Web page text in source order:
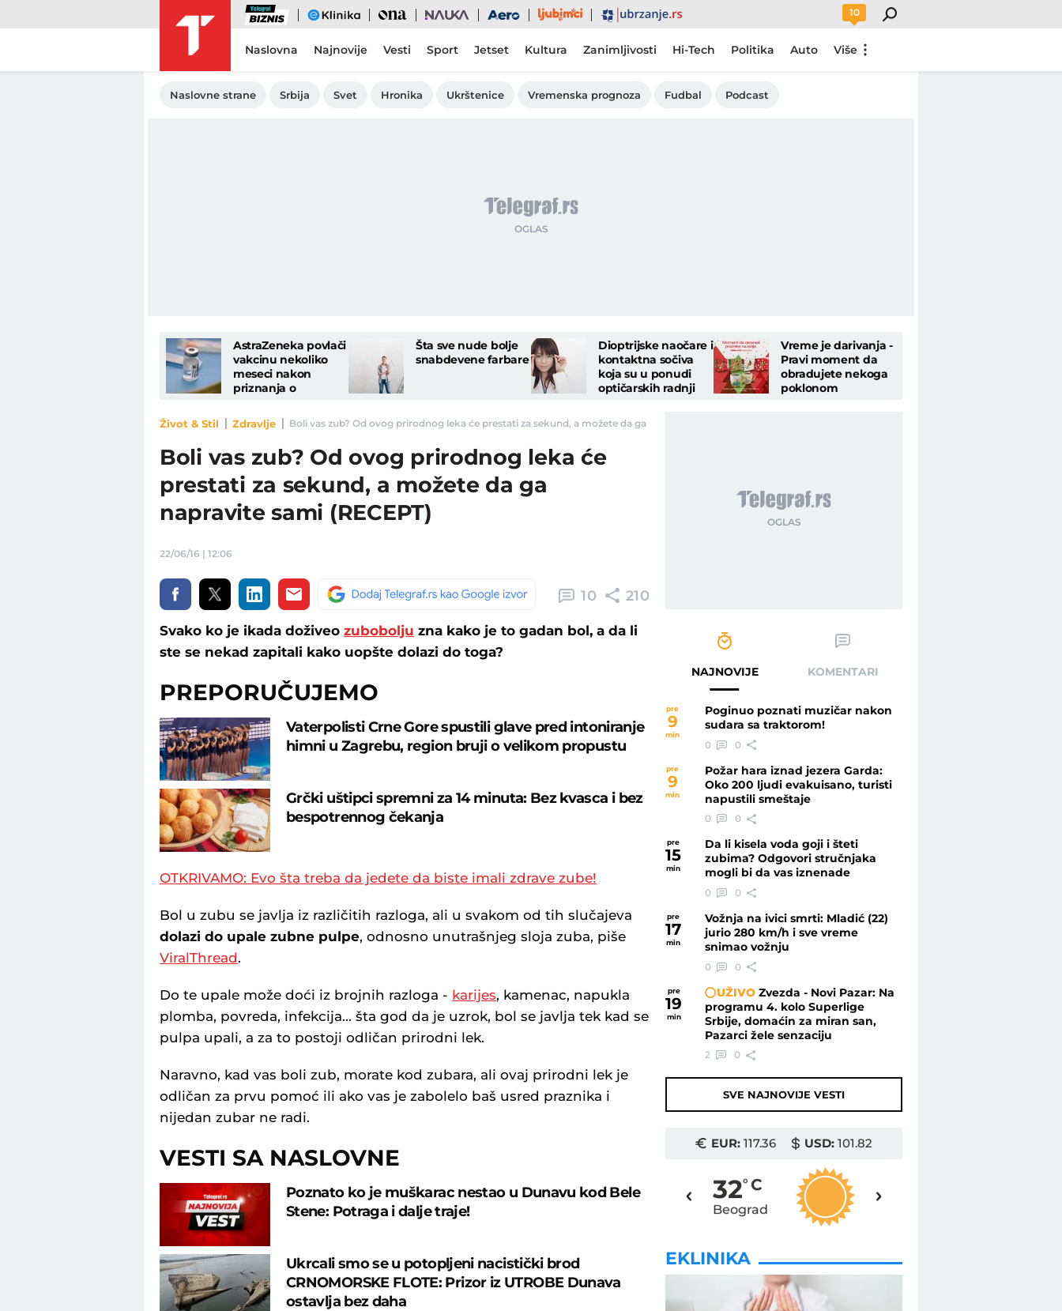
Biznis eKlinika Ona Nauka Aero Ljubimci Ubrzanje 10
Naslovna Najnovije Vesti Sport Jetset Kultura Zanimljivosti Hi-Tech Politika Auto Više
Naslovne strane Srbija Svet Hronika Ukrštenice Vremenska prognoza Fudbal Podcast
AstraZeneka povlači
vakcinu nekoliko
meseci nakon
priznanja o
Šta sve nude bolje
snabdevene farbare
Dioptrijske naočare i
kontaktna sočiva
koja su u ponudi
optičarskih radnji
Vreme je darivanja -
Pravi moment da
obradujete nekoga
poklonom
Život & Stil Zdravlje Boli vas zub? Od ovog prirodnog leka će prestati za sekund, a možete da ga napravite sami (RECEPT) - Telegraf.rs
Boli vas zub? Od ovog prirodnog leka će
prestati za sekund, a možete da ga
napravite sami (RECEPT)
22/06/16 | 12:06
10 210
Svako ko je ikada doživeo zubobolju zna kako je to gadan bol, a da li
ste se nekad zapitali kako uopšte dolazi do toga?
PREPORUČUJEMO
Vaterpolisti Crne Gore spustili glave pred intoniranje
himni u Zagrebu, region bruji o velikom propustu
Grčki uštipci spremni za 14 minuta: Bez kvasca i bez
bespotrennog čekanja
OTKRIVAMO: Evo šta treba da jedete da biste imali zdrave zube!
Bol u zubu se javlja iz različitih razloga, ali u svakom od tih slučajeva
dolazi do upale zubne pulpe, odnosno unutrašnjeg sloja zuba, piše
ViralThread.
Do te upale može doći iz brojnih razloga - karijes, kamenac, napukla
plomba, povreda, infekcija... šta god da je uzrok, bol se javlja tek kad se
pulpa upali, a za to postoji odličan prirodni lek.
Naravno, kad vas boli zub, morate kod zubara, ali ovaj prirodni lek je
odličan za prvu pomoć ili ako vas je zabolelo baš usred praznika i
nijedan zubar ne radi.
VESTI SA NASLOVNE
Poznato ko je muškarac nestao u Dunavu kod Bele
Stene: Potraga i dalje traje!
Ukrcali smo se u potopljeni nacistički brod
CRNOMORSKE FLOTE: Prizor iz UTROBE Dunava
ostavlja bez daha
NAJNOVIJE KOMENTARI
pre
9
min
Poginuo poznati muzičar nakon
sudara sa traktorom!
0 0
pre
9
min
Požar hara iznad jezera Garda:
Oko 200 ljudi evakuisano, turisti
napustili smeštaje
0 0
pre
15
min
Da li kisela voda goji i šteti
zubima? Odgovori stručnjaka
mogli bi da vas iznenade
0 0
pre
17
min
Vožnja na ivici smrti: Mladić (22)
jurio 280 km/h i sve vreme
snimao vožnju
0 0
pre
19
min
UŽIVOZvezda - Novi Pazar: Na
programu 4. kolo Superlige
Srbije, domaćin za miran san,
Pazarci žele senzaciju
2 0
SVE NAJNOVIJE VESTI
EUR:117.36 USD: 101.82
30 C 32o C
Beograd
EKLINIKA